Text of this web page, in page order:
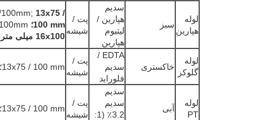
لوله
هپارین
سبز
سدیم
هپارین /
لیتیوم
هپارین
پت /
شیشه
13x75 /
100 mm؛
16x100 میلی متر
لوله
گلوکز
خاکستری
EDTA /
سدیم
فلوراید
پت /
شیشه
13x75 / 100 mm؛
لوله
PT
آبی
سدیم
سدیم
3.2٪ (1:
پت /
شیشه
13x75 / 100 mm؛